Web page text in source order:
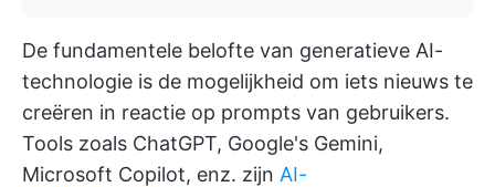
De fundamentele belofte van generatieve AI-
technologie is de mogelijkheid om iets nieuws te
creëren in reactie op prompts van gebruikers.
Tools zoals ChatGPT, Google's Gemini,
Microsoft Copilot, enz. zijn AI-